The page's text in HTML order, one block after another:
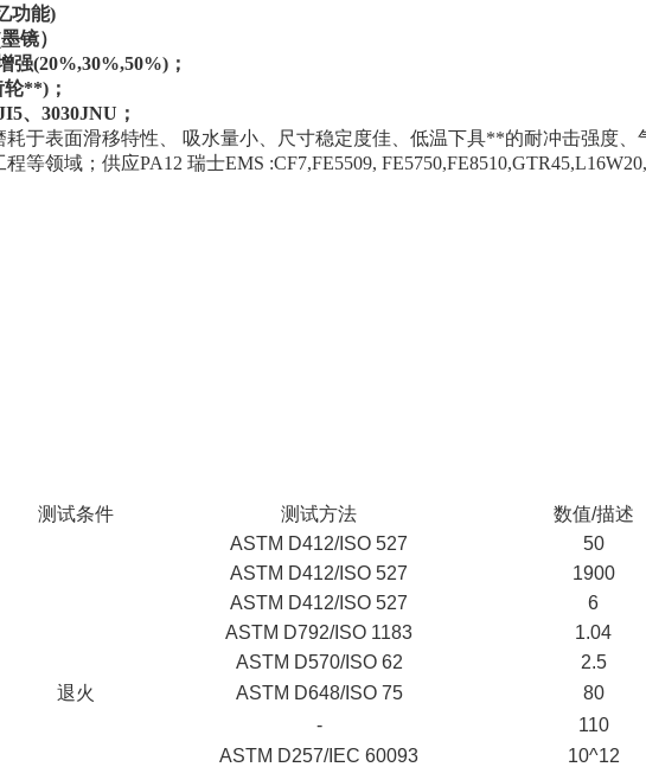
功能)
镜）
强(20%,30%,50%)；
轮**)；
、3030JNU；
于表面滑移特性、 吸水量小、尺寸稳定度佳、低温下具**的耐冲击强度、
程等领域；供应PA12 瑞士EMS :CF7,FE5509,
测试条件 测试方法 数值/描述
ASTM D412/ISO 527 50
ASTM D412/ISO 527 1900
ASTM D412/ISO 527 6
ASTM D792/ISO 1183 1.04
ASTM D570/ISO 62 2.5
退火 ASTM D648/ISO 75 80
- 110
ASTM D257/IEC 60093 10^12